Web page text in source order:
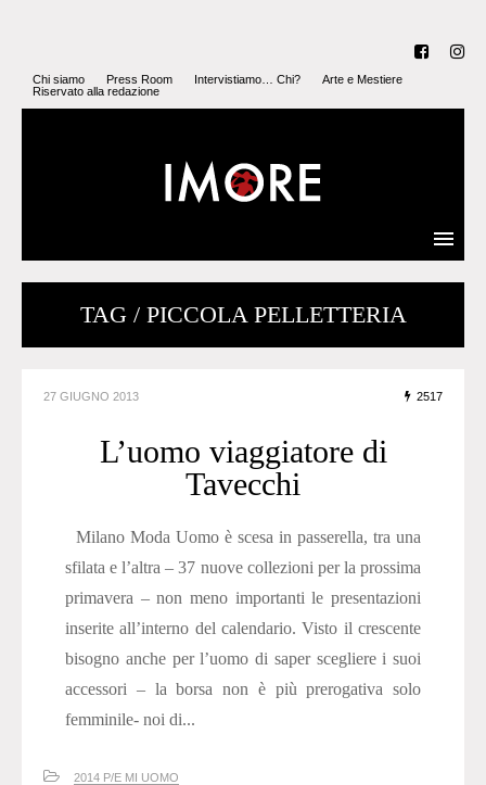
Chi siamo Press Room Intervistiamo… Chi?
Arte e Mestiere
Riservato alla redazione
TAG / PICCOLA PELLETTERIA
27 GIUGNO 2013 2517
L’uomo viaggiatore di
Tavecchi
Milano Moda Uomo è scesa in passerella, tra una
sfilata e l’altra – 37 nuove collezioni per la prossima
primavera – non meno importanti le presentazioni
inserite all’interno del calendario. Visto il crescente
bisogno anche per l’uomo di saper scegliere i suoi
accessori – la borsa non è più prerogativa solo
femminile- noi di...
2014 P/E MI UOMO